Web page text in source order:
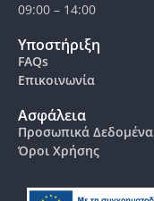
09:00 – 14:00
Υποστήριξη
FAQs
Επικοινωνία
Ασφάλεια
Προσωπικά Δεδομένα
Όροι Χρήσης